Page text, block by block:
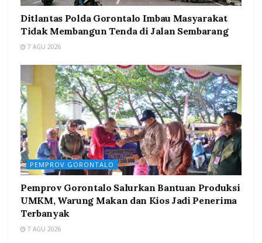
Ditlantas Polda Gorontalo Imbau Masyarakat
Tidak Membangun Tenda di Jalan Sembarang
7 AGU 2026
PEMPROV GORONTALO
Pemprov Gorontalo Salurkan Bantuan Produksi
UMKM, Warung Makan dan Kios Jadi Penerima
Terbanyak
7 AGU 2026